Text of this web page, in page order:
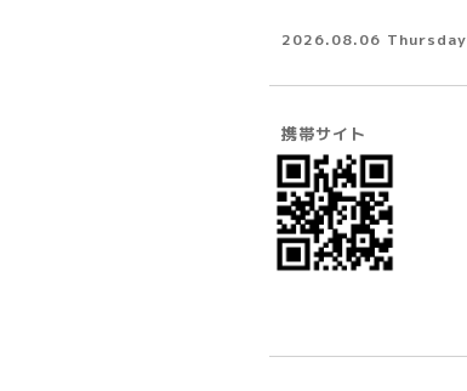
2026.08.06 Thursday
携帯サイト